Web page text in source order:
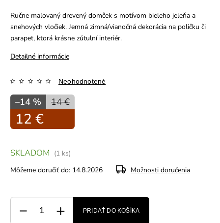
Ručne maľovaný drevený domček s motívom bieleho jeleňa a
snehových vločiek. Jemná zimná/vianočná dekorácia na poličku či
parapet, ktorá krásne zútulní interiér.
Detailné informácie
Neohodnotené
14 €
–14 %
12 €
SKLADOM (1 ks)
Môžeme doručiť do: 14.8.2026 Možnosti doručenia
PRIDAŤ DO KOŠÍKA